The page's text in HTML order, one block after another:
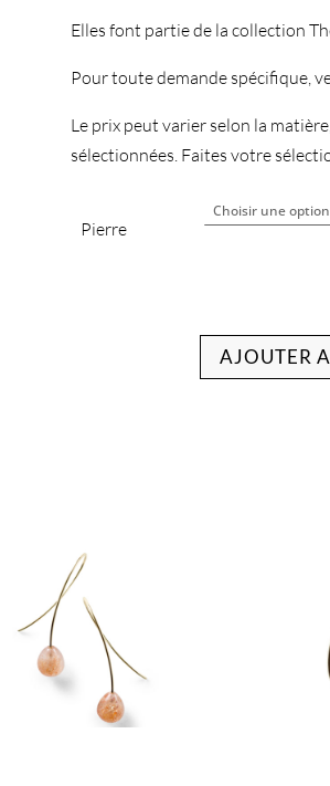
Elles font partie de la collection
Pour toute demande spécifique,
Le prix peut varier selon la
sélectionnées. Faites votre
Pierre
AJOUTER